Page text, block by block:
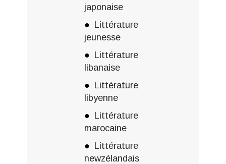
japonaise
Littérature
jeunesse
Littérature
libanaise
Littérature
libyenne
Littérature
marocaine
Littérature
newzélandais